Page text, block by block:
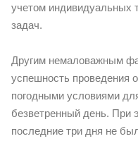
учетом индивидуальных
задач.
Другим немаловажным
успешность проведения
погодными условиями
безветренный день. При
последние три дня не